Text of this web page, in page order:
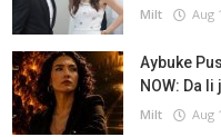
Milt Aug
Aybuke
NOW: Da
Milt Aug